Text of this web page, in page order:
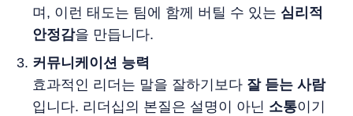
며, 이런 태도는 팀에 함께 버틸 수 있는 심리적
안정감을 만듭니다.
커뮤니케이션 능력
효과적인 리더는 말을 잘하기보다 잘 듣는 사람
입니다. 리더십의 본질은 설명이 아닌 소통이기